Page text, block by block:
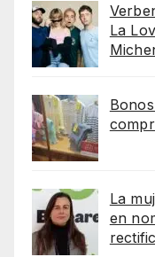
La
La
en